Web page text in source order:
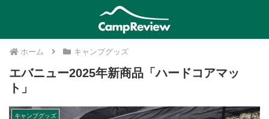
ホーム キャンプグッズ
エバニュー2025年新商品「ハードコアマッ
ト」
キャンプグッズ